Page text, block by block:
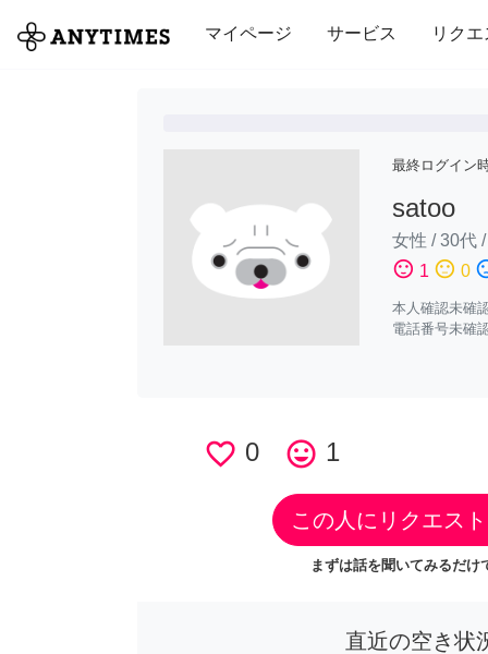
マイページ サービス リクエ
全て 修理・組立 家事 引っ越し
最終ログイン
satoo
女性 /30代 /
sentiment_satisfied 1 sentiment_neutral 0
本人確認未確
電話番号未確
favorite_border 0 tag_faces 1
この人にリクエス
まずは話を聞いてみるだけ
直近の空き状